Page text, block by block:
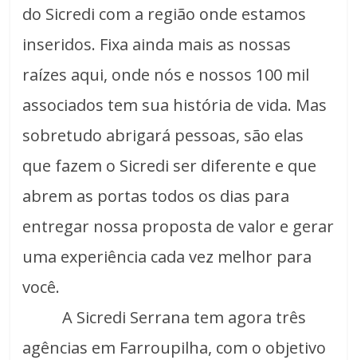
do Sicredi com a região onde estamos
inseridos. Fixa ainda mais as nossas
raízes aqui, onde nós e nossos 100 mil
associados tem sua história de vida. Mas
sobretudo abrigará pessoas, são elas
que fazem o Sicredi ser diferente e que
abrem as portas todos os dias para
entregar nossa proposta de valor e gerar
uma experiência cada vez melhor para
você.
A Sicredi Serrana tem agora três
agências em Farroupilha, com o objetivo